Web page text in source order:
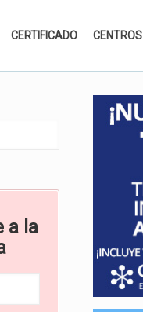
CERTIFICADO CENTROS
a la